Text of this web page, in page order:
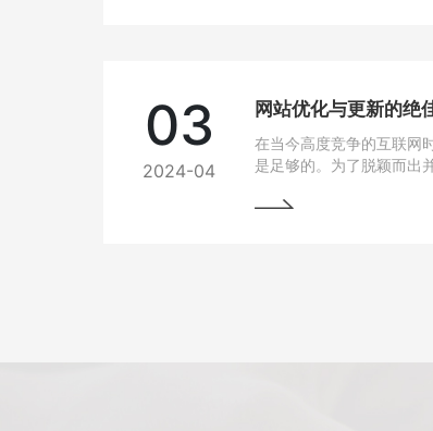
03
2024-04
网站优化与更新的绝
在当今高度竞争的互联网
是足够的。为了脱颖而出
优化与更新，以帮助您实